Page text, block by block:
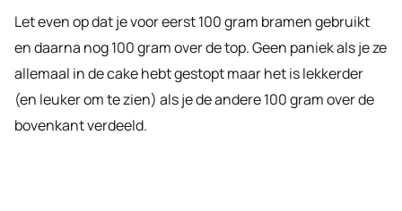
Let even op dat je voor eerst 100 gram bramen gebruikt
en daarna nog 100 gram over de top. Geen paniek als je ze
allemaal in de cake hebt gestopt maar het is lekkerder
(en leuker om te zien) als je de andere 100 gram over de
bovenkant verdeeld.